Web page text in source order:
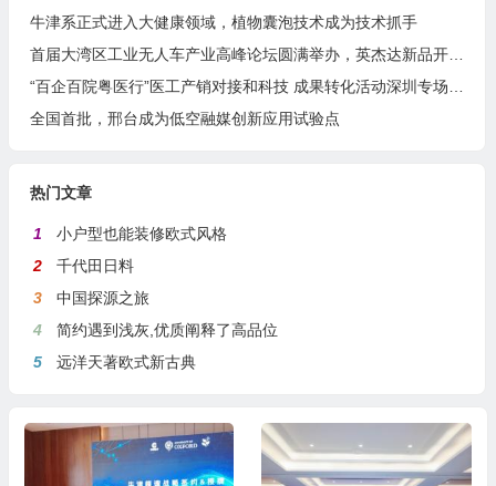
牛津系正式进入大健康领域，植物囊泡技术成为技术抓手
首届大湾区工业无人车产业高峰论坛圆满举办，英杰达新品开启防爆作业新时代
全国首批，邢台成为低空融媒创新应用试验点
热门文章
1
小户型也能装修欧式风格
2
千代田日料
3
中国探源之旅
4
简约遇到浅灰,优质阐释了高品位
5
远洋天著欧式新古典